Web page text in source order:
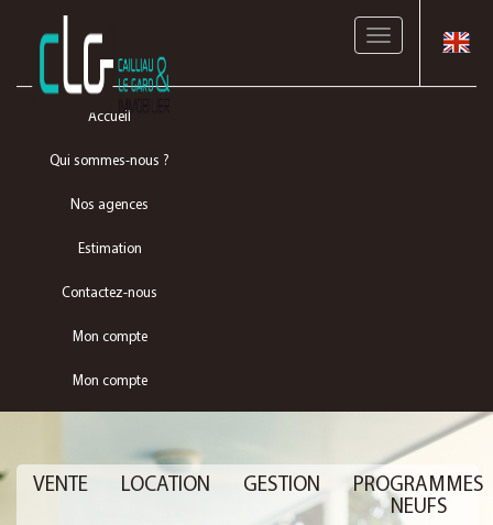
Toggle
Accueil
Qui sommes-nous ?
Nos agences
Estimation
Contactez-nous
Mon compte
Mon compte
VENTE LOCATION GESTION
PROGRAMMES
NEUFS